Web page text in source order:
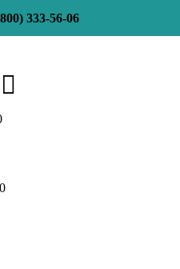
333-56-06